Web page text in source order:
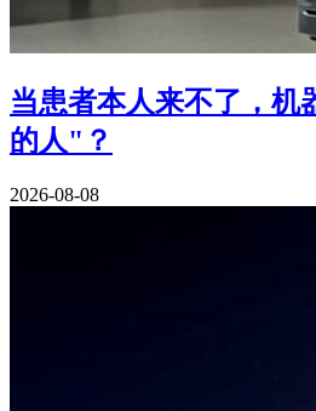
当患者本人来不了，机
的人"？
2026-08-08